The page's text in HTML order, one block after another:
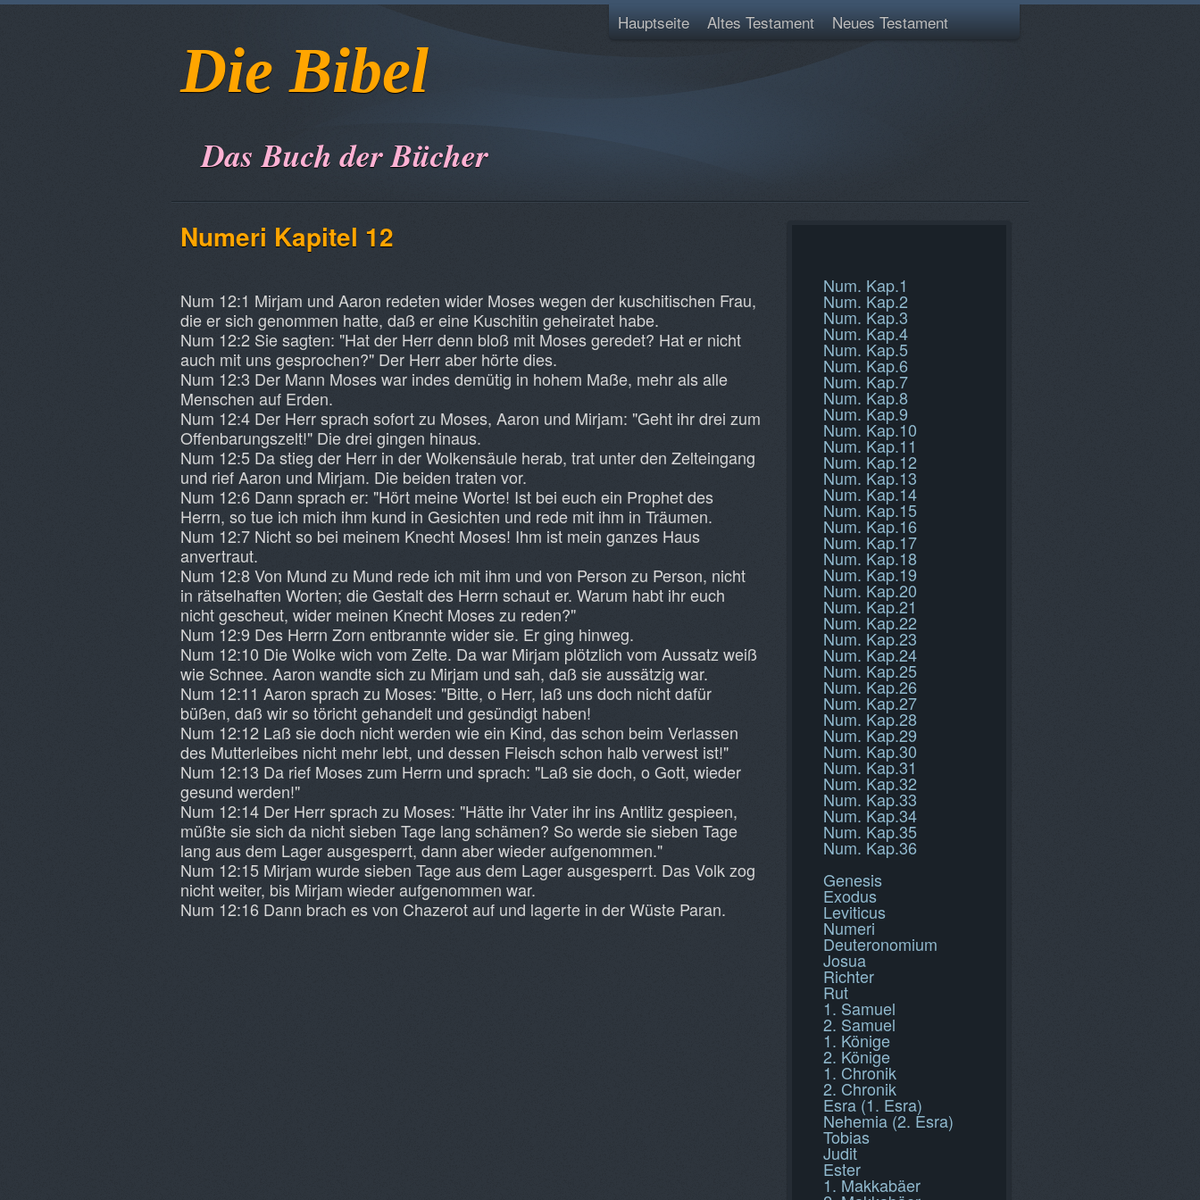
Die Bibel
Das Buch der Bücher
Hauptseite Altes Testament Neues Testament
Numeri Kapitel 12
Num 12:1 Mirjam und Aaron redeten wider Moses wegen der kuschitischen Frau,
die er sich genommen hatte, daß er eine Kuschitin geheiratet habe.
Num 12:2 Sie sagten: "Hat der Herr denn bloß mit Moses geredet? Hat er nicht
auch mit uns gesprochen?" Der Herr aber hörte dies.
Num 12:3 Der Mann Moses war indes demütig in hohem Maße, mehr als alle
Menschen auf Erden.
Num 12:4 Der Herr sprach sofort zu Moses, Aaron und Mirjam: "Geht ihr drei zum
Offenbarungszelt!" Die drei gingen hinaus.
Num 12:5 Da stieg der Herr in der Wolkensäule herab, trat unter den Zelteingang
und rief Aaron und Mirjam. Die beiden traten vor.
Num 12:6 Dann sprach er: "Hört meine Worte! Ist bei euch ein Prophet des
Herrn, so tue ich mich ihm kund in Gesichten und rede mit ihm in Träumen.
Num 12:7 Nicht so bei meinem Knecht Moses! Ihm ist mein ganzes Haus
anvertraut.
Num 12:8 Von Mund zu Mund rede ich mit ihm und von Person zu Person, nicht
in rätselhaften Worten; die Gestalt des Herrn schaut er. Warum habt ihr euch
nicht gescheut, wider meinen Knecht Moses zu reden?"
Num 12:9 Des Herrn Zorn entbrannte wider sie. Er ging hinweg.
Num 12:10 Die Wolke wich vom Zelte. Da war Mirjam plötzlich vom Aussatz weiß
wie Schnee. Aaron wandte sich zu Mirjam und sah, daß sie aussätzig war.
Num 12:11 Aaron sprach zu Moses: "Bitte, o Herr, laß uns doch nicht dafür
büßen, daß wir so töricht gehandelt und gesündigt haben!
Num 12:12 Laß sie doch nicht werden wie ein Kind, das schon beim Verlassen
des Mutterleibes nicht mehr lebt, und dessen Fleisch schon halb verwest ist!"
Num 12:13 Da rief Moses zum Herrn und sprach: "Laß sie doch, o Gott, wieder
gesund werden!"
Num 12:14 Der Herr sprach zu Moses: "Hätte ihr Vater ihr ins Antlitz gespieen,
müßte sie sich da nicht sieben Tage lang schämen? So werde sie sieben Tage
lang aus dem Lager ausgesperrt, dann aber wieder aufgenommen."
Num 12:15 Mirjam wurde sieben Tage aus dem Lager ausgesperrt. Das Volk zog
nicht weiter, bis Mirjam wieder aufgenommen war.
Num 12:16 Dann brach es von Chazerot auf und lagerte in der Wüste Paran.
Num. Kap.1
Num. Kap.2
Num. Kap.3
Num. Kap.4
Num. Kap.5
Num. Kap.6
Num. Kap.7
Num. Kap.8
Num. Kap.9
Num. Kap.10
Num. Kap.11
Num. Kap.12
Num. Kap.13
Num. Kap.14
Num. Kap.15
Num. Kap.16
Num. Kap.17
Num. Kap.18
Num. Kap.19
Num. Kap.20
Num. Kap.21
Num. Kap.22
Num. Kap.23
Num. Kap.24
Num. Kap.25
Num. Kap.26
Num. Kap.27
Num. Kap.28
Num. Kap.29
Num. Kap.30
Num. Kap.31
Num. Kap.32
Num. Kap.33
Num. Kap.34
Num. Kap.35
Num. Kap.36
Genesis
Exodus
Leviticus
Numeri
Deuteronomium
Josua
Richter
Rut
1. Samuel
2. Samuel
1. Könige
2. Könige
1. Chronik
2. Chronik
Esra (1. Esra)
Nehemia (2. Esra)
Tobias
Judit
Ester
1. Makkabäer